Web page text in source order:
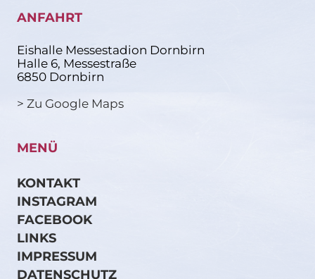
ANFAHRT
Eishalle Messestadion Dornbirn
Halle 6, Messestraße
6850 Dornbirn
> Zu Google Maps
MENÜ
KONTAKT
INSTAGRAM
FACEBOOK
LINKS
IMPRESSUM
DATENSCHUTZ